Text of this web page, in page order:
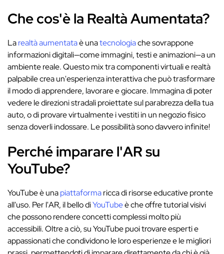
Che cos'è la Realtà Aumentata?
Larealtà aumentataè unatecnologiache sovrappone
informazioni digitali—come immagini, testi e animazioni—a un
ambiente reale. Questo mix tra componenti virtuali e realtà
palpabile crea un'esperienza interattiva che può trasformare
il modo di apprendere, lavorare e giocare. Immagina di poter
vedere le direzioni stradali proiettate sul parabrezza della tua
auto, o di provare virtualmente i vestiti in un negozio fisico
senza doverli indossare. Le possibilità sono davvero infinite!
Perché imparare l'AR su
YouTube?
YouTube è unapiattaformaricca di risorse educative pronte
all'uso. Per l'AR, il bello diYouTubeè che offre tutorial visivi
che possono rendere concetti complessi molto più
accessibili. Oltre a ciò, su YouTube puoi trovare esperti e
appassionati che condividono le loro esperienze e le migliori